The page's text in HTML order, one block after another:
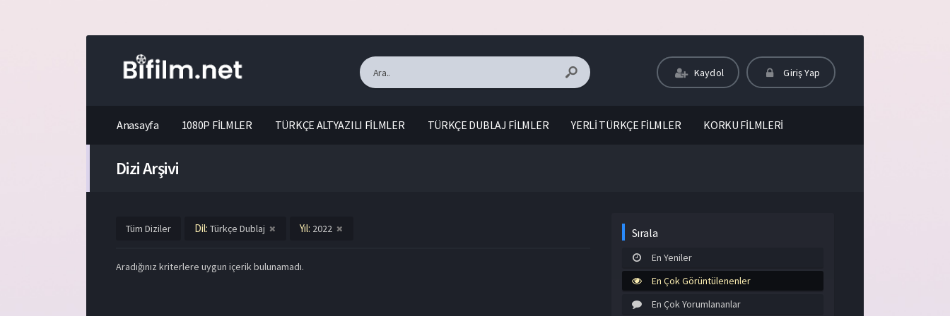
Kaydol Giriş Yap
Anasayfa 1080P FİLMLER TÜRKÇE ALTYAZILI FİLMLER TÜRKÇE DUBLAJ FİLMLER YERLİ TÜRKÇE FİLMLER KORKU FİLMLERİ
Dizi Arşivi
Tüm Diziler Dil: Türkçe Dublaj Yıl: 2022
Aradığınız kriterlere uygun içerik bulunamadı.
Sırala
En Yeniler
En Çok Görüntülenenler
En Çok Yorumlananlar